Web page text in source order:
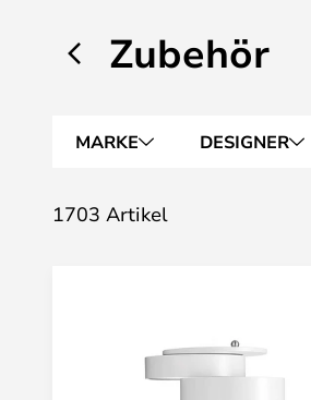
Zubehör
MARKE DESIGNER
1703 Artikel